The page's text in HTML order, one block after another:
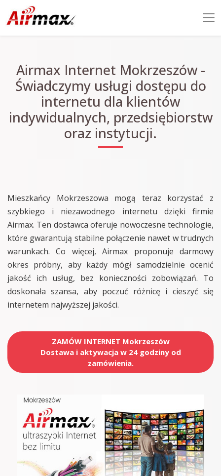
Airmax Internet Mokrzeszów -
Świadczymy usługi dostępu do
internetu dla klientów
indywidualnych, przedsiębiorstw
oraz instytucji.
Mieszkańcy Mokrzeszowa mogą teraz korzystać z
szybkiego i niezawodnego internetu dzięki firmie
Airmax. Ten dostawca oferuje nowoczesne technologie,
które gwarantują stabilne połączenie nawet w trudnych
warunkach. Co więcej, Airmax proponuje darmowy
okres próbny, aby każdy mógł samodzielnie ocenić
jakość ich usług, bez konieczności zobowiązań. To
doskonała szansa, aby poczuć różnicę i cieszyć się
internetem najwyższej jakości.
ZAMÓW INTERNET Mokrzeszów
Dostawa i aktywacja w 24 godziny od
zamówienia.